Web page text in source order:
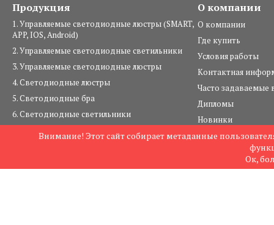
Внимание! Этот сайт собирает метаданные
Ок,
Продукция
1. Управляемые светодиодные люстры (SMART,
APP, IOS, Android)
2. Управляемые светодиодные светильники
3. Управляемые светодиодные люстры
4. Светодиодные люстры
5. Светодиодные бра
6. Светодиодные светильники
О компании
О компании
Где купить
Условия работы
Контактная
Часто задаваемые
Дипломы
Новинки
© 2004—2026